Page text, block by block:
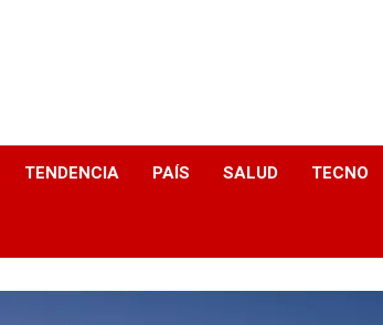
TENDENCIA PAÍS SALUD TECNO